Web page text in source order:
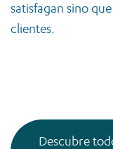
satisfagan sino
clientes.
Descubre